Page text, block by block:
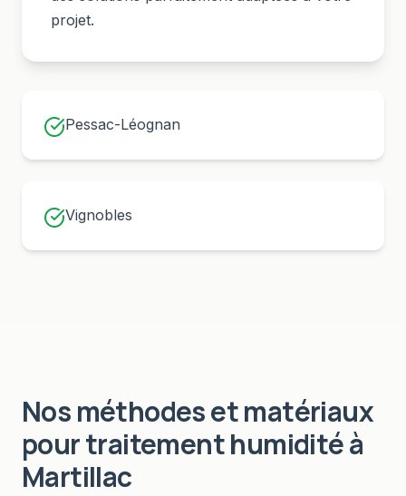
projet.
Pessac-Léognan
Vignobles
Nos méthodes et matériaux
pourtraitement humiditéà
Martillac